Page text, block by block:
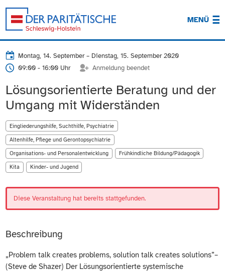
MENÜ
Montag, 14. September– Dienstag, 15. September 2020
09:00 - 16:00 Uhr
Anmeldung beendet
Lösungsorientierte Beratung und der
Umgang mit Widerständen
Eingliederungshilfe, Suchthilfe, Psychiatrie
Altenhilfe, Pflege und Gerontopsychiatrie
Organisations- und Personalentwicklung
Frühkindliche Bildung/Pädagogik
Kita
Kinder- und Jugend
Diese Veranstaltung hat bereits stattgefunden.
Beschreibung
„Problem talk creates problems, solution talk creates solutions”–
(Steve de Shazer) Der Lösungsorientierte systemische